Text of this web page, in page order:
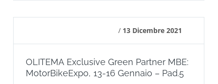
/ 13 Dicembre 2021
OLITEMA Exclusive Green Partner MBE:
MotorBikeExpo, 13-16 Gennaio – Pad.5